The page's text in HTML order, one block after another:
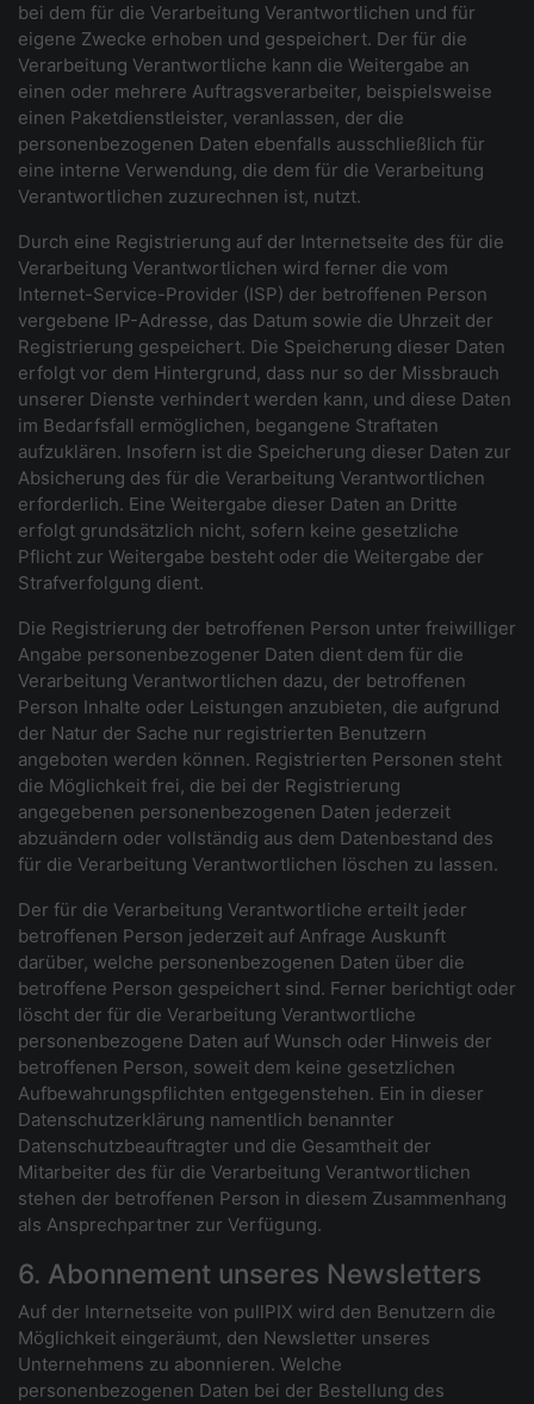
bei dem für die Verarbeitung Verantwortlichen und für
eigene Zwecke erhoben und gespeichert. Der für die
Verarbeitung Verantwortliche kann die Weitergabe an
einen oder mehrere Auftragsverarbeiter, beispielsweise
einen Paketdienstleister, veranlassen, der die
personenbezogenen Daten ebenfalls ausschließlich für
eine interne Verwendung, die dem für die Verarbeitung
Verantwortlichen zuzurechnen ist, nutzt.
Durch eine Registrierung auf der Internetseite des für die
Verarbeitung Verantwortlichen wird ferner die vom
Internet-Service-Provider (ISP) der betroffenen Person
vergebene IP-Adresse, das Datum sowie die Uhrzeit der
Registrierung gespeichert. Die Speicherung dieser Daten
erfolgt vor dem Hintergrund, dass nur so der Missbrauch
unserer Dienste verhindert werden kann, und diese Daten
im Bedarfsfall ermöglichen, begangene Straftaten
aufzuklären. Insofern ist die Speicherung dieser Daten zur
Absicherung des für die Verarbeitung Verantwortlichen
erforderlich. Eine Weitergabe dieser Daten an Dritte
erfolgt grundsätzlich nicht, sofern keine gesetzliche
Pflicht zur Weitergabe besteht oder die Weitergabe der
Strafverfolgung dient.
Die Registrierung der betroffenen Person unter freiwilliger
Angabe personenbezogener Daten dient dem für die
Verarbeitung Verantwortlichen dazu, der betroffenen
Person Inhalte oder Leistungen anzubieten, die aufgrund
der Natur der Sache nur registrierten Benutzern
angeboten werden können. Registrierten Personen steht
die Möglichkeit frei, die bei der Registrierung
angegebenen personenbezogenen Daten jederzeit
abzuändern oder vollständig aus dem Datenbestand des
für die Verarbeitung Verantwortlichen löschen zu lassen.
Der für die Verarbeitung Verantwortliche erteilt jeder
betroffenen Person jederzeit auf Anfrage Auskunft
darüber, welche personenbezogenen Daten über die
betroffene Person gespeichert sind. Ferner berichtigt oder
löscht der für die Verarbeitung Verantwortliche
personenbezogene Daten auf Wunsch oder Hinweis der
betroffenen Person, soweit dem keine gesetzlichen
Aufbewahrungspflichten entgegenstehen. Ein in dieser
Datenschutzerklärung namentlich benannter
Datenschutzbeauftragter und die Gesamtheit der
Mitarbeiter des für die Verarbeitung Verantwortlichen
stehen der betroffenen Person in diesem Zusammenhang
als Ansprechpartner zur Verfügung.
6. Abonnement unseres Newsletters
Auf der Internetseite von pullPIX wird den Benutzern die
Möglichkeit eingeräumt, den Newsletter unseres
Unternehmens zu abonnieren. Welche
personenbezogenen Daten bei der Bestellung des